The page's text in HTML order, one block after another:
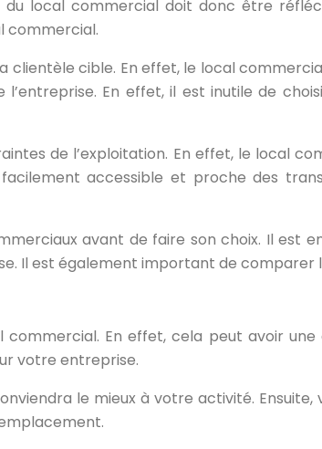
du local commercial doit donc être
commercial.
cible. En effet, le local
En effet, il est inutile de
de l’exploitation. En effet, le local
accessible et proche des
avant de faire son choix. Il est
Il est également important de
En effet, cela peut avoir
votre entreprise.
le mieux à votre activité.